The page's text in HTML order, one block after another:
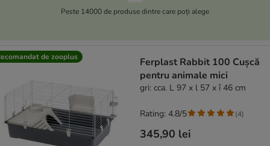
Peste 14000 de produse dintre care poți alege
de zooplus
Ferplast Rabbit 100 Cușcă
pentru animale mici
gri: cca. L 97 x l 57 x î 46 cm
345,90 lei
Rating: 4.8/5 (4)